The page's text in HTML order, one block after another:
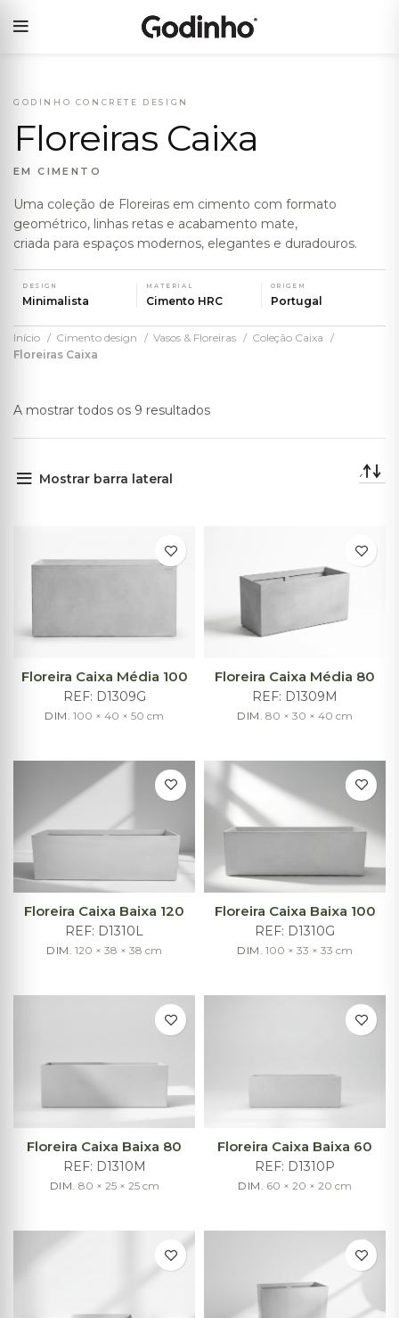
GODINHO CONCRETE DESIGN
Floreiras Caixa
EM CIMENTO
Uma coleção de Floreiras em cimento com formato
geométrico, linhas retas e acabamento mate,
criada para espaços modernos, elegantes e duradouros.
DESIGN
Minimalista
MATERIAL
Cimento HRC
ORIGEM
Portugal
Início Cimento design Vasos & Floreiras
Coleção Caixa
Floreiras Caixa
A mostrar todos os 9 resultados
Mostrar barra lateral
Floreira Caixa Média 100
REF: D1309G
DIM. 100 × 40 × 50 cm
Floreira Caixa Média 80
REF: D1309M
DIM. 80 × 30 × 40 cm
Floreira Caixa Baixa 120
REF: D1310L
DIM. 120 × 38 × 38 cm
Floreira Caixa Baixa 100
REF: D1310G
DIM. 100 × 33 × 33 cm
Floreira Caixa Baixa 80
REF: D1310M
DIM. 80 × 25 × 25 cm
Floreira Caixa Baixa 60
REF: D1310P
DIM. 60 × 20 × 20 cm